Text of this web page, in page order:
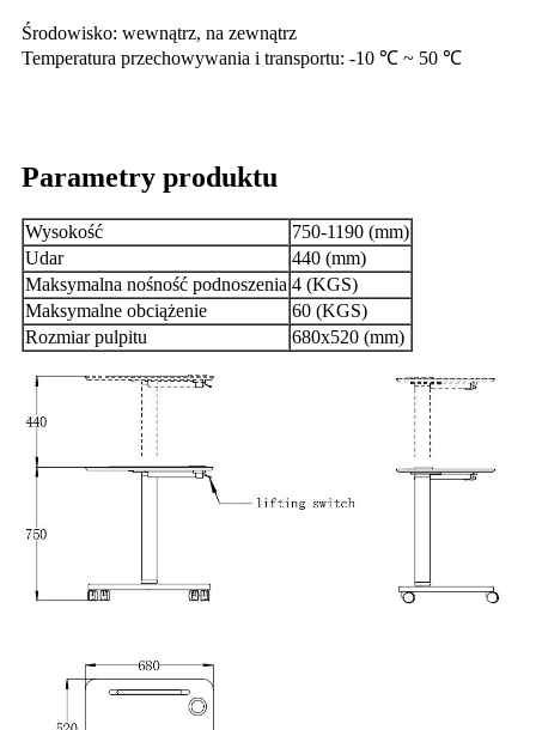
Środowisko: wewnątrz, na zewnątrz
Temperatura przechowywania i transportu: -10 ℃ ~ 50 ℃
Parametry produktu
Wysokość
750-1190 (mm)
Udar
440 (mm)
Maksymalna nośność podnoszenia 4 (KGS)
Maksymalne obciążenie
60 (KGS)
Rozmiar pulpitu
680x520 (mm)